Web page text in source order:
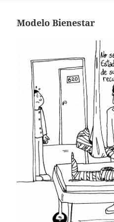
Modelo Bienestar